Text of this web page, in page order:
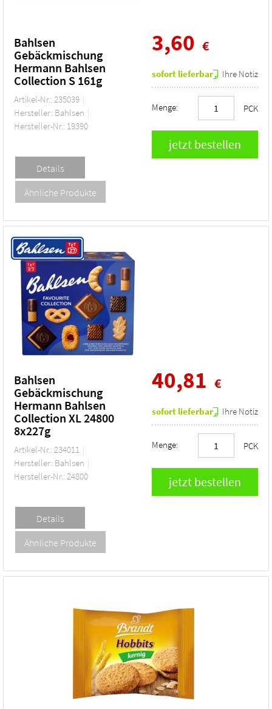
Bahlsen
Gebäckmischung
Hermann Bahlsen
Collection S 161g
Artikel-Nr.: 235039
Hersteller: Bahlsen
Hersteller-Nr.: 19390
3,60 €
sofort lieferbar Ihre Notiz
Menge: PCK
Bahlsen
Gebäckmischung
Hermann Bahlsen
Collection XL 24800
8x227g
Artikel-Nr.: 234011
Hersteller: Bahlsen
Hersteller-Nr.: 24800
40,81 €
sofort lieferbar Ihre Notiz
Menge: PCK